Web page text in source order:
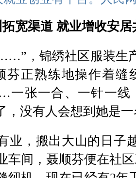
宽渠道 就业增收安居
，锦绣社区服装生
芬正熟练地操作着缝
张一合、一针一线
，没有人会想到她是
业，搬出大山的日子
车间，聂顺芬便在社